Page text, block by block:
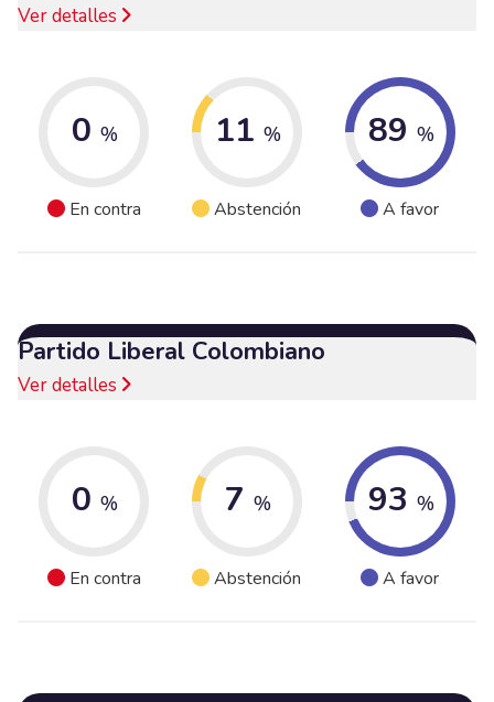
Ver detalles
0 %
En contra
11 %
Abstención
89 %
A favor
Partido Liberal Colombiano
Ver detalles
0 %
En contra
7 %
Abstención
93 %
A favor